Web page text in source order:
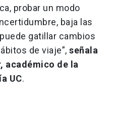
probar un modo
baja las
gatillar cambios
de viaje”, señala
académico de la
UC.